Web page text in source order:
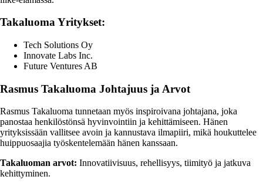
Takaluoma Yritykset:
Tech Solutions Oy
Innovate Labs Inc.
Future Ventures AB
Rasmus Takaluoma Johtajuus ja Arvot
Rasmus Takaluoma tunnetaan myös inspiroivana johtajana, joka
panostaa henkilöstönsä hyvinvointiin ja kehittämiseen. Hänen
yrityksissään vallitsee avoin ja kannustava ilmapiiri, mikä houkuttelee
huippuosaajia työskentelemään hänen kanssaan.
Takaluoman arvot: Innovatiivisuus, rehellisyys, tiimityö ja jatkuva
kehittyminen.